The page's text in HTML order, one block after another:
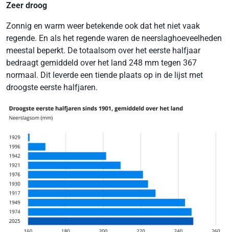
Zeer droog
Zonnig en warm weer betekende ook dat het niet vaak
regende. En als het regende waren de neerslaghoeveelheden
meestal beperkt. De totaalsom over het eerste halfjaar
bedraagt gemiddeld over het land 248 mm tegen 367
normaal. Dit leverde een tiende plaats op in de lijst met
droogste eerste halfjaren.